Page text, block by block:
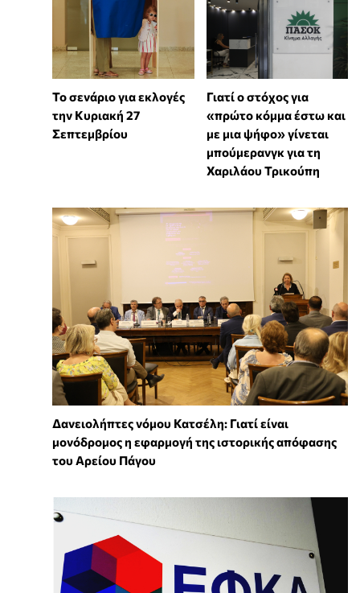
Το σενάριο για εκλογές
την Κυριακή 27
Σεπτεμβρίου
Γιατί ο στόχος για
«πρώτο κόμμα έστω και
με μια ψήφο» γίνεται
μπούμερανγκ για τη
Χαριλάου Τρικούπη
Δανειολήπτες νόμου Κατσέλη: Γιατί είναι
μονόδρομος η εφαρμογή της ιστορικής απόφασης
του Αρείου Πάγου